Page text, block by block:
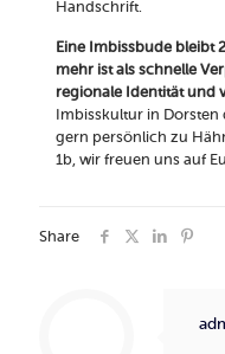
Handschrift.
Eine Imbissbude bleibt
mehr ist als schnelle
regionale Identität und
Imbisskultur in
gern persönlich zu
1b, wir freuen uns auf
Share